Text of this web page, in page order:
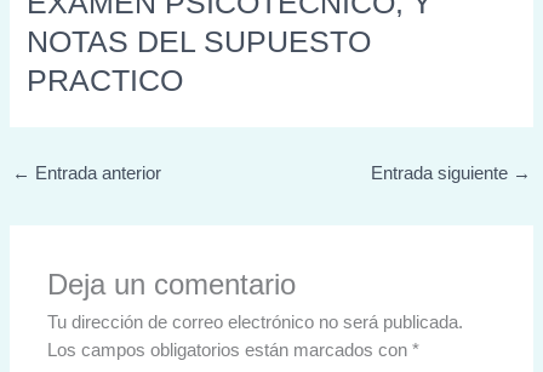
NOTAS DEL SUPUESTO
PRACTICO
← Entrada anterior Entrada siguiente →
Deja un comentario
Tu dirección de correo electrónico no será publicada.
Los campos obligatorios están marcados con*